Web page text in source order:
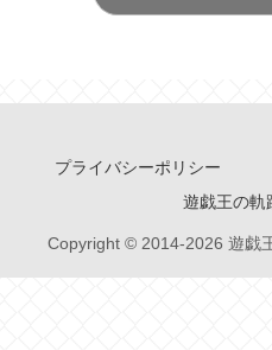
プライバシーポリシー
遊戯王の軌
Copyright © 2014-2026 遊戯